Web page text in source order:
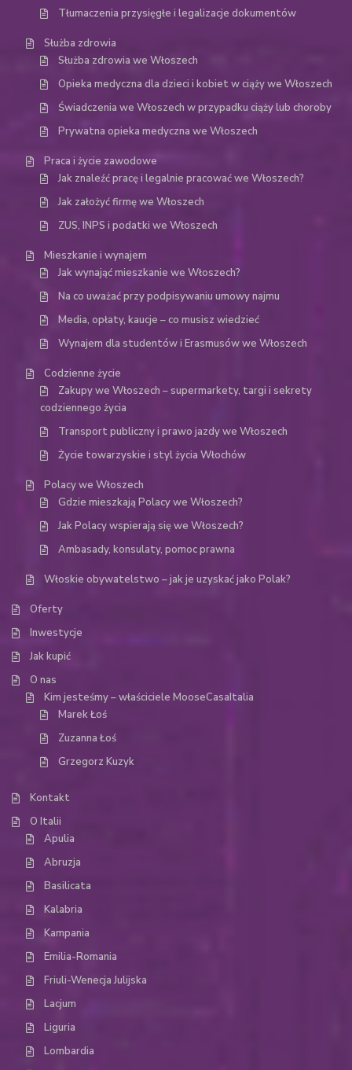
Tłumaczenia przysięgłe i legalizacje dokumentów
Służba zdrowia
Służba zdrowia we Włoszech
Opieka medyczna dla dzieci i kobiet w ciąży we Włoszech
Świadczenia we Włoszech w przypadku ciąży lub choroby
Prywatna opieka medyczna we Włoszech
Praca i życie zawodowe
Jak znaleźć pracę i legalnie pracować we Włoszech?
Jak założyć firmę we Włoszech
ZUS, INPS i podatki we Włoszech
Mieszkanie i wynajem
Jak wynająć mieszkanie we Włoszech?
Na co uważać przy podpisywaniu umowy najmu
Media, opłaty, kaucje – co musisz wiedzieć
Wynajem dla studentów i Erasmusów we Włoszech
Codzienne życie
Zakupy we Włoszech – supermarkety, targi i sekrety
codziennego życia
Transport publiczny i prawo jazdy we Włoszech
Życie towarzyskie i styl życia Włochów
Polacy we Włoszech
Gdzie mieszkają Polacy we Włoszech?
Jak Polacy wspierają się we Włoszech?
Ambasady, konsulaty, pomoc prawna
Włoskie obywatelstwo – jak je uzyskać jako Polak?
Oferty
Inwestycje
Jak kupić
O nas
Kim jesteśmy – właściciele MooseCasaItalia
Marek Łoś
Zuzanna Łoś
Grzegorz Kuzyk
Kontakt
O Italii
Apulia
Abruzja
Basilicata
Kalabria
Kampania
Emilia-Romania
Friuli-Wenecja Julijska
Lacjum
Liguria
Lombardia